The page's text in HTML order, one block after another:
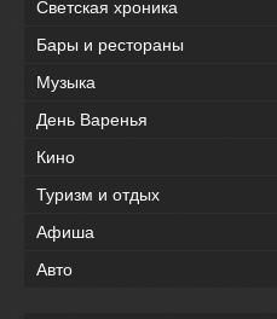
Светская хроника
Бары и рестораны
Музыка
День Варенья
Кино
Туризм и отдых
Афиша
Авто